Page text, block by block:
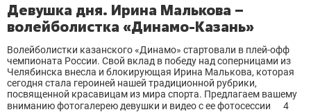
Девушка дня. Ирина Малькова –
волейболистка «Динамо-Казань»
Волейболистки казанского «Динамо» стартовали в плей-офф
чемпионата России. Свой вклад в победу над соперницами из
Челябинска внесла и блокирующая Ирина Малькова, которая
сегодня стала героиней нашей традиционной рубрики,
посвященной красавицам из мира спорта. Предлагаем вашему
вниманию фотогалерею девушки и видео с ее фотосессии
4